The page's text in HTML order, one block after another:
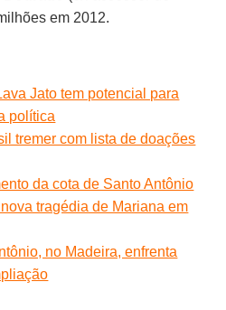
em 2012.
Jato tem potencial para
política
tremer com lista de doações
da cota de Santo Antônio
tragédia de Mariana em
no Madeira, enfrenta